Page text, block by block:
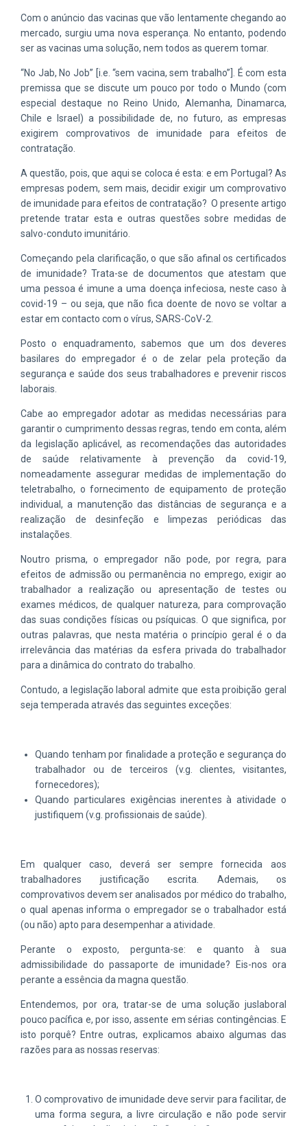
Com o anúncio das vacinas que vão lentamente chegando ao
mercado, surgiu uma nova esperança. No entanto, podendo
ser as vacinas uma solução, nem todos as querem tomar.
“No Jab, No Job” [i.e. “sem vacina, sem trabalho”]. É com esta
premissa que se discute um pouco por todo o Mundo (com
especial destaque no Reino Unido, Alemanha, Dinamarca,
Chile e Israel) a possibilidade de, no futuro, as empresas
exigirem comprovativos de imunidade para efeitos de
contratação.
A questão, pois, que aqui se coloca é esta: e em Portugal? As
empresas podem, sem mais, decidir exigir um comprovativo
de imunidade para efeitos de contratação? O presente artigo
pretende tratar esta e outras questões sobre medidas de
salvo-conduto imunitário.
Começando pela clarificação, o que são afinal os certificados
de imunidade? Trata-se de documentos que atestam que
uma pessoa é imune a uma doença infeciosa, neste caso à
covid-19 – ou seja, que não fica doente de novo se voltar a
estar em contacto com o vírus, SARS-CoV-2.
Posto o enquadramento, sabemos que um dos deveres
basilares do empregador é o de zelar pela proteção da
segurança e saúde dos seus trabalhadores e prevenir riscos
laborais.
Cabe ao empregador adotar as medidas necessárias para
garantir o cumprimento dessas regras, tendo em conta, além
da legislação aplicável, as recomendações das autoridades
de saúde relativamente à prevenção da covid-19,
nomeadamente assegurar medidas de implementação do
teletrabalho, o fornecimento de equipamento de proteção
individual, a manutenção das distâncias de segurança e a
realização de desinfeção e limpezas periódicas das
instalações.
Noutro prisma, o empregador não pode, por regra, para
efeitos de admissão ou permanência no emprego, exigir ao
trabalhador a realização ou apresentação de testes ou
exames médicos, de qualquer natureza, para comprovação
das suas condições físicas ou psíquicas. O que significa, por
outras palavras, que nesta matéria o princípio geral é o da
irrelevância das matérias da esfera privada do trabalhador
para a dinâmica do contrato do trabalho.
Contudo, a legislação laboral admite que esta proibição geral
seja temperada através das seguintes exceções:
Quando tenham por finalidade a proteção e segurança do
trabalhador ou de terceiros (v.g. clientes, visitantes,
fornecedores);
Quando particulares exigências inerentes à atividade o
justifiquem (v.g. profissionais de saúde).
Em qualquer caso, deverá ser sempre fornecida aos
trabalhadores justificação escrita. Ademais, os
comprovativos devem ser analisados por médico do trabalho,
o qual apenas informa o empregador se o trabalhador está
(ou não) apto para desempenhar a atividade.
Perante o exposto, pergunta-se: e quanto à sua
admissibilidade do passaporte de imunidade? Eis-nos ora
perante a essência da magna questão.
Entendemos, por ora, tratar-se de uma solução juslaboral
pouco pacífica e, por isso, assente em sérias contingências. E
isto porquê? Entre outras, explicamos abaixo algumas das
razões para as nossas reservas:
O comprovativo de imunidade deve servir para facilitar, de
uma forma segura, a livre circulação e não pode servir